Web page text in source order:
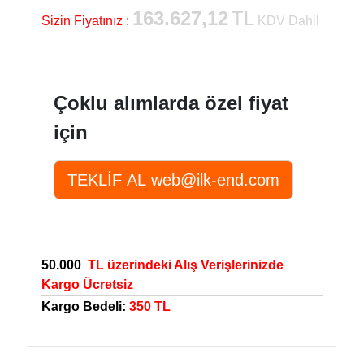
Sizin Fiyatınız : 163.627,12 TL KDV Dahil
Çoklu alımlarda özel fiyat
için
50.000 TL üzerindeki Alış Verişlerinizde
Kargo Ücretsiz
Kargo Bedeli: 350 TL